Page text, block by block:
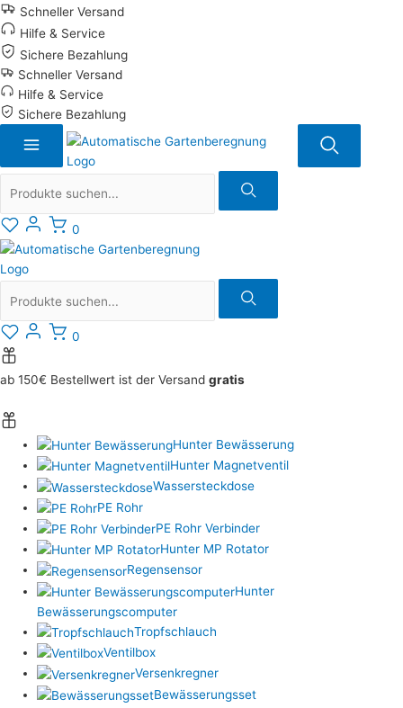
Zum
Inhalt
springen
Schneller Versand
Hilfe & Service
Sichere Bezahlung
Schneller Versand
Hilfe & Service
Sichere Bezahlung
0
0
ab 150€ Bestellwert ist der Versand gratis
Hunter Bewässerung
Hunter Magnetventil
Wassersteckdose
PE Rohr
PE Rohr Verbinder
Hunter MP Rotator
Regensensor
Hunter
Bewässerungscomputer
Tropfschlauch
Ventilbox
Versenkregner
Bewässerungsset